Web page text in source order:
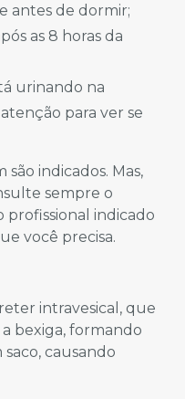
antes de dormir;
as 8 horas da
urinando na
para ver se
indicados. Mas,
sempre o
indicado
você precisa.
intravesical, que
bexiga, formando
causando